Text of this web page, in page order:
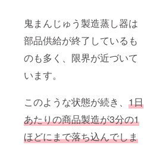
鬼まんじゅう製造蒸し器は
部品供給が終了しているも
のも多く、限界が近づいて
います。
このような状態が続き、 1日
あたりの商品製造が3分の1
ほどにまで落ち込んでしま